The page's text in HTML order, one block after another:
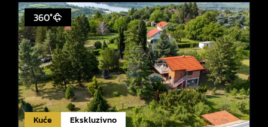
Kuće Ekskluzivno
360°